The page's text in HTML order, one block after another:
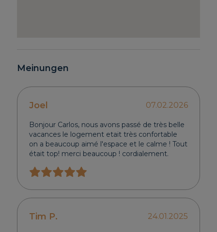
Meinungen
Joel 07.02.2026
Bonjour Carlos, nous avons passé de très belle
vacances le logement etait très confortable
on a beaucoup aimé l'espace et le calme ! Tout
était top! merci beaucoup ! cordialement.
Tim P. 24.01.2025